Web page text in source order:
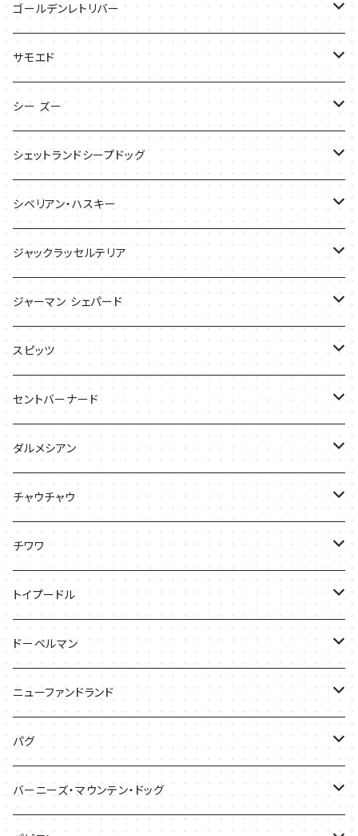
タオル
サンダル
バッグ
ケース
ケース
Tシャツ
Tシャツ
ゴールデンレトリバー
Tシャツ
バッグ
ケース
サモエド
Tシャツ
バッグ
シー ズー
Tシャツ
バッグ
ケース
シェットランドシープドッグ
バッグ
ケース
Tシャツ
シベリアン・ハスキー
Tシャツ
バッグ
ジャックラッセルテリア
バッグ
ケース
Tシャツ
ジャーマン シェパード
Ｔシャツ
バッグ
スピッツ
ケース
セントバーナード
Tシャツ
バッグ
ダルメシアン
Tシャツ
ケース
チャウチャウ
Tシャツ
バッグ
ケース
チワワ
Tシャツ
キャップ
バッグ
ケース
トイプードル
Tシャツ
バッグ
ケース
ドーベルマン
Tシャツ
バッグ
ケース
ニューファンドランド
Ｔシャツ
バッグ
パグ
Tシャツ
バーニーズ・マウンテン・ドッグ